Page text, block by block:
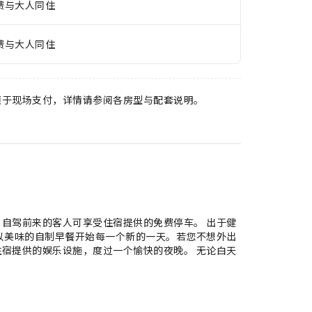
与大人同住
与大人同住
现场支付，详情请参阅各房型与配套说明。
驾前来的客人可享受住宿提供的免费停车。 出于健
味的自制早餐开始每一个新的一天。若您不想外出
提供的娱乐设施，度过一个愉快的夜晚。 无论白天